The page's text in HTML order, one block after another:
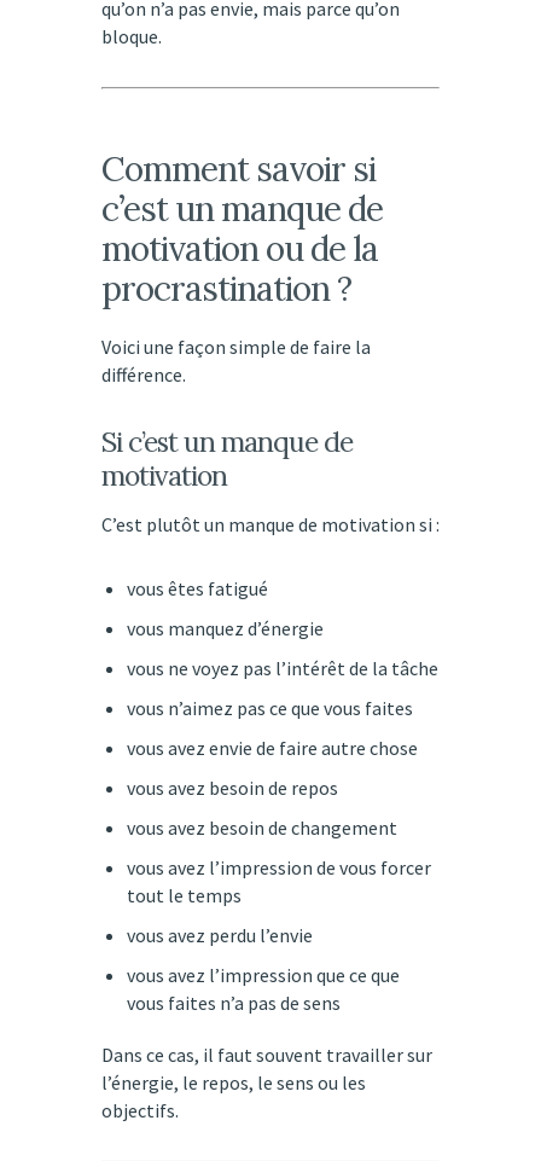
qu’on n’a pas envie, mais parce qu’on
bloque.
Comment savoir si
c’est un manque de
motivation ou de la
procrastination ?
Voici une façon simple de faire la
différence.
Si c’est un manque de
motivation
C’est plutôt un manque de motivation si :
vous êtes fatigué
vous manquez d’énergie
vous ne voyez pas l’intérêt de la tâche
vous n’aimez pas ce que vous faites
vous avez envie de faire autre chose
vous avez besoin de repos
vous avez besoin de changement
vous avez l’impression de vous forcer
tout le temps
vous avez perdu l’envie
vous avez l’impression que ce que
vous faites n’a pas de sens
Dans ce cas, il faut souvent travailler sur
l’énergie, le repos, le sens ou les
objectifs.